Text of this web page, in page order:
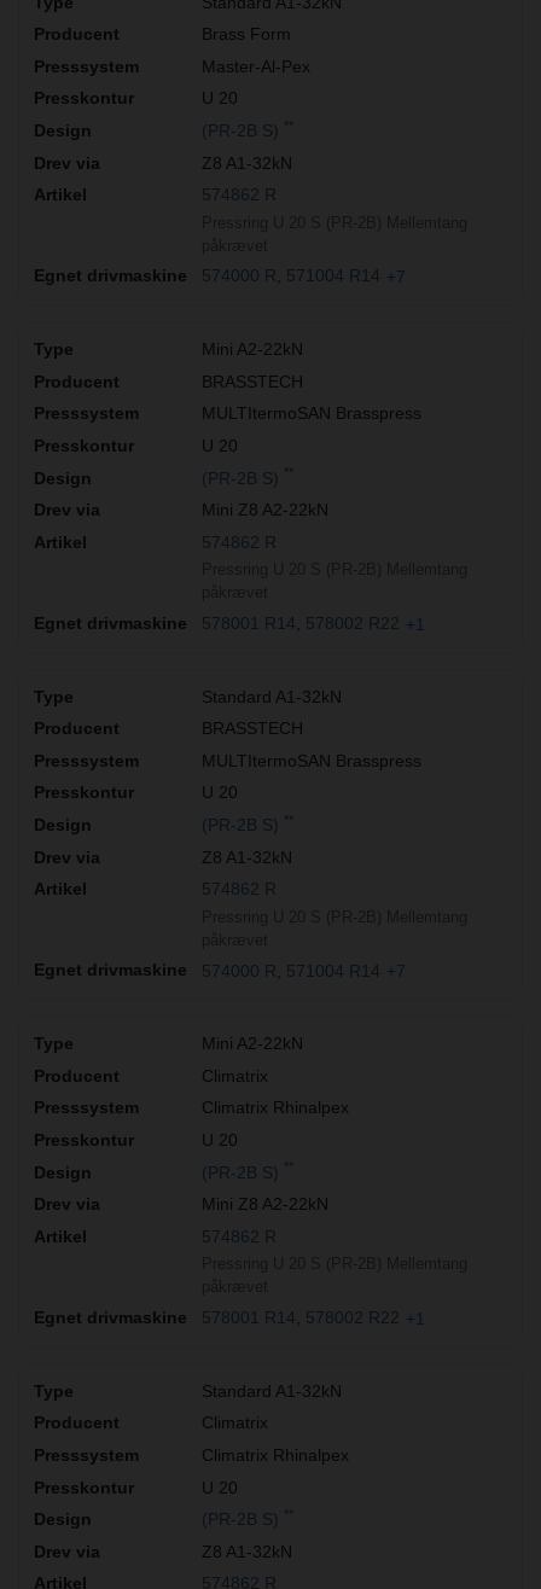
Brass Form
Master-Al-Pex
U 20
(PR-2B S)
Z8 A1-32kN
574862 R
574000 R 571004 R14 +7
Mini A2-22kN
BRASSTECH
MULTItermoSAN Brasspress
U 20
(PR-2B S)
Mini Z8 A2-22kN
574862 R
578001 R14 578002 R22 +1
Standard A1-32kN
BRASSTECH
MULTItermoSAN Brasspress
U 20
(PR-2B S)
Z8 A1-32kN
574862 R
574000 R 571004 R14 +7
Mini A2-22kN
Climatrix
Climatrix Rhinalpex
U 20
(PR-2B S)
Mini Z8 A2-22kN
574862 R
578001 R14 578002 R22 +1
Standard A1-32kN
Climatrix
Climatrix Rhinalpex
U 20
(PR-2B S)
Z8 A1-32kN
574862 R